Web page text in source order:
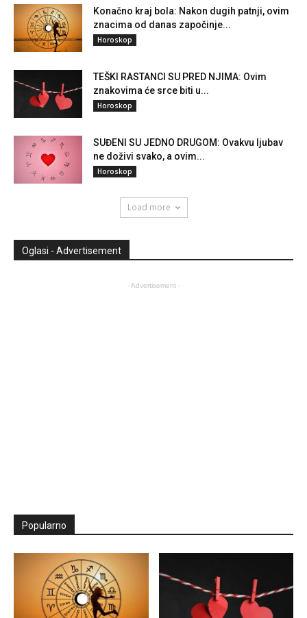
Konačno kraj bola: Nakon dugih patnji, ovim
znacima od danas započinje...
Horoskop
TEŠKI RASTANCI SU PRED NJIMA: Ovim
znakovima će srce biti u...
Horoskop
SUĐENI SU JEDNO DRUGOM: Ovakvu ljubav
ne doživi svako, a ovim...
Horoskop
Load more
Oglasi - Advertisement
- Advertisement -
Popularno